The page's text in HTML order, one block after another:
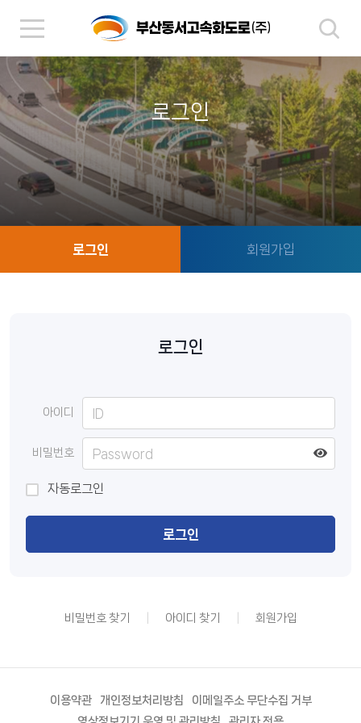
로그인
로그인 회원가입
로그인
아이디
비밀번호
자동로그인
로그인
비밀번호 찾기 아이디 찾기 회원가입
이용약관 개인정보처리방침
이메일주소 무단수집 거부